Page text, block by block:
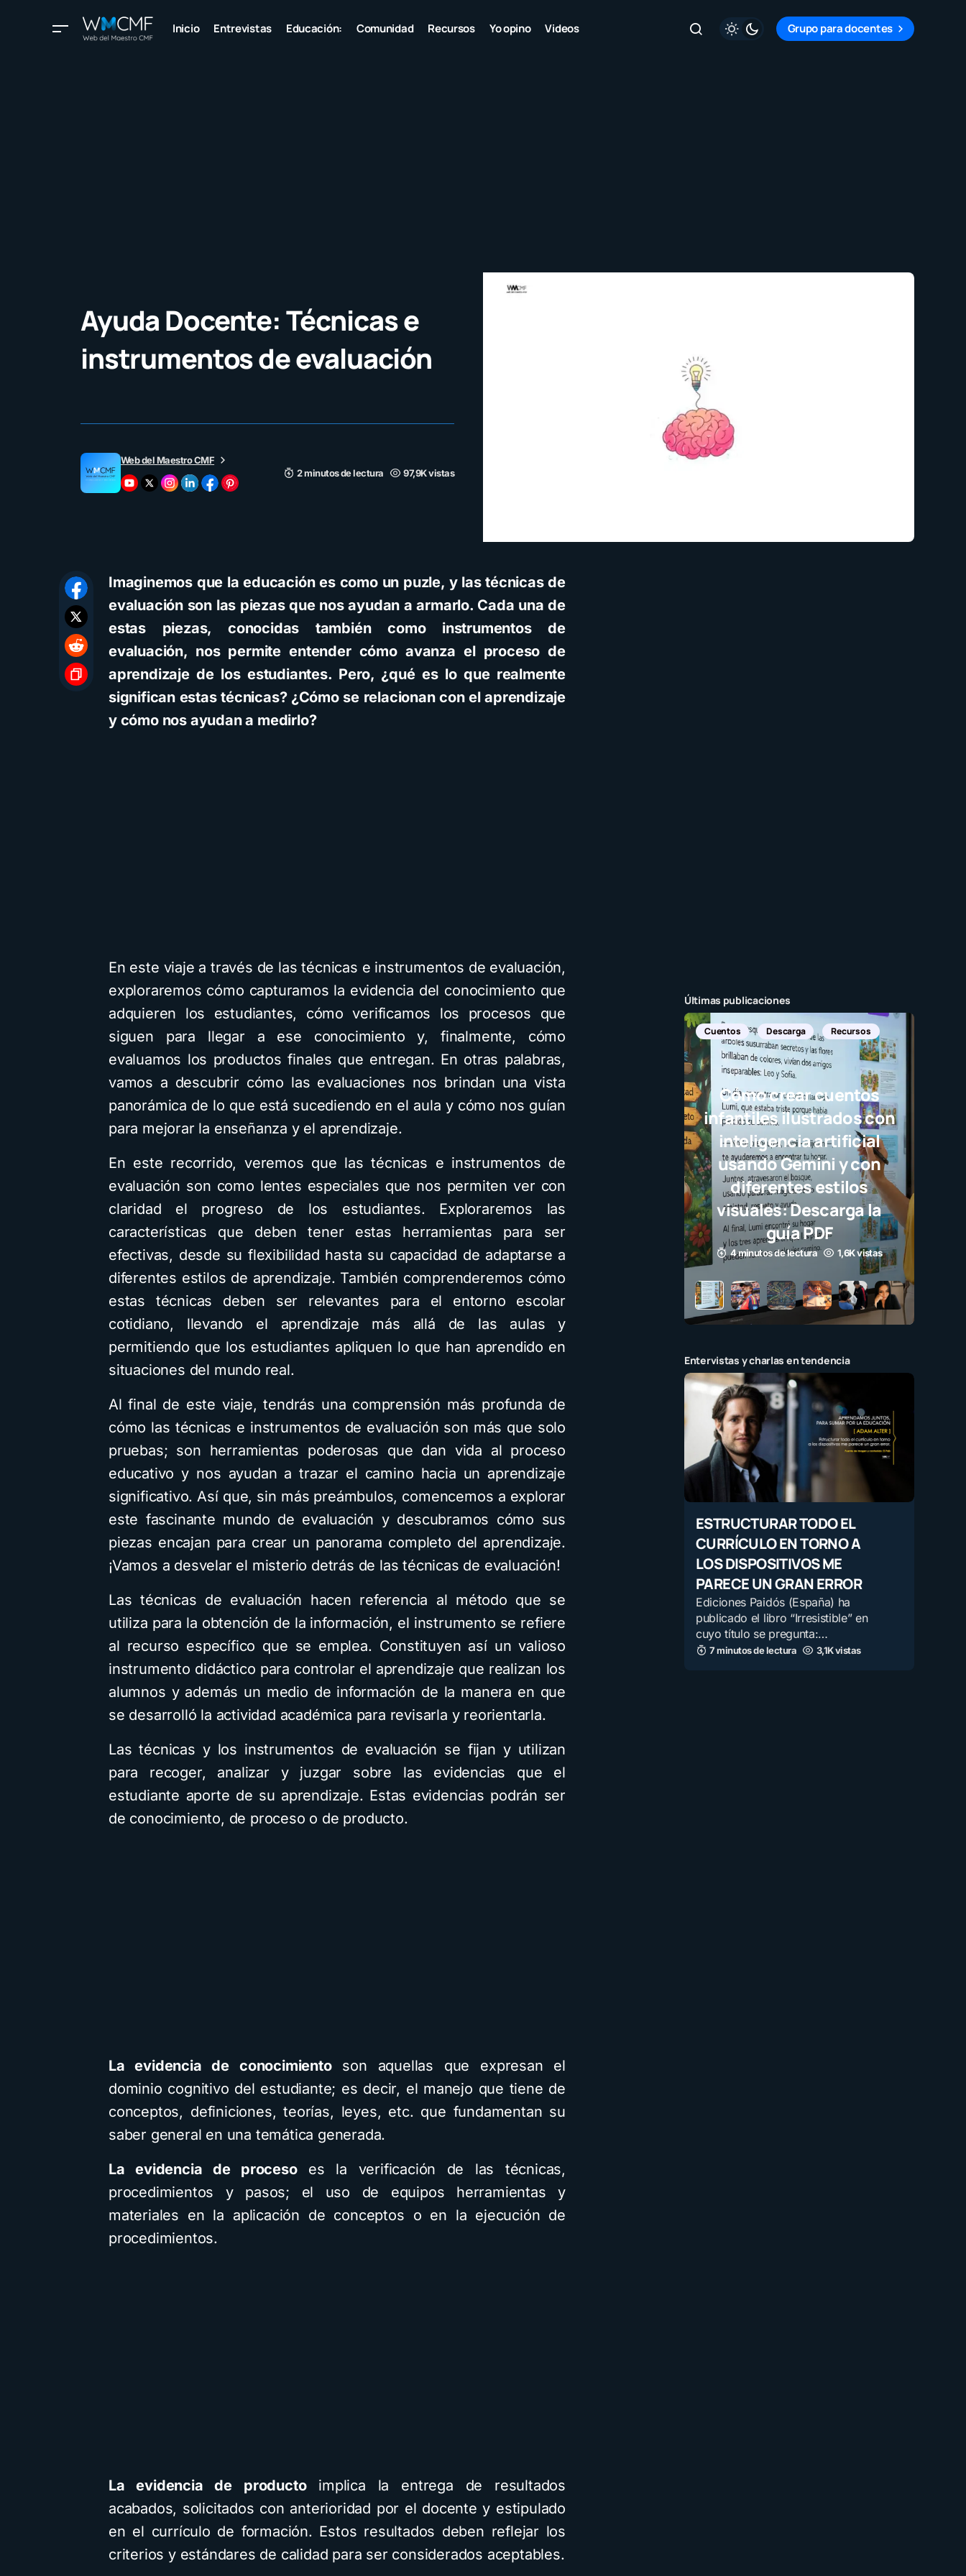
Inicio Entrevistas Educación: Comunidad Recursos Yo opino Videos Grupo para docentes
Ayuda Docente: Técnicas e
instrumentos de evaluación
Web del Maestro CMF
2 minutos de lectura
97,9K vistas
Imaginemos que la educación es como un puzle, y las técnicas de
evaluación son las piezas que nos ayudan a armarlo. Cada una de
estas piezas, conocidas también como instrumentos de
evaluación, nos permite entender cómo avanza el proceso de
aprendizaje de los estudiantes. Pero, ¿qué es lo que realmente
significan estas técnicas? ¿Cómo se relacionan con el aprendizaje
y cómo nos ayudan a medirlo?
En este viaje a través de las técnicas e instrumentos de evaluación,
exploraremos cómo capturamos la evidencia del conocimiento que
adquieren los estudiantes, cómo verificamos los procesos que
siguen para llegar a ese conocimiento y, finalmente, cómo
evaluamos los productos finales que entregan. En otras palabras,
vamos a descubrir cómo las evaluaciones nos brindan una vista
panorámica de lo que está sucediendo en el aula y cómo nos guían
para mejorar la enseñanza y el aprendizaje.
En este recorrido, veremos que las técnicas e instrumentos de
evaluación son como lentes especiales que nos permiten ver con
claridad el progreso de los estudiantes. Exploraremos las
características que deben tener estas herramientas para ser
efectivas, desde su flexibilidad hasta su capacidad de adaptarse a
diferentes estilos de aprendizaje. También comprenderemos cómo
estas técnicas deben ser relevantes para el entorno escolar
cotidiano, llevando el aprendizaje más allá de las aulas y
permitiendo que los estudiantes apliquen lo que han aprendido en
situaciones del mundo real.
Al final de este viaje, tendrás una comprensión más profunda de
cómo las técnicas e instrumentos de evaluación son más que solo
pruebas; son herramientas poderosas que dan vida al proceso
educativo y nos ayudan a trazar el camino hacia un aprendizaje
significativo. Así que, sin más preámbulos, comencemos a explorar
este fascinante mundo de evaluación y descubramos cómo sus
piezas encajan para crear un panorama completo del aprendizaje.
¡Vamos a desvelar el misterio detrás de las técnicas de evaluación!
Las técnicas de evaluación hacen referencia al método que se
utiliza para la obtención de la información, el instrumento se refiere
al recurso específico que se emplea. Constituyen así un valioso
instrumento didáctico para controlar el aprendizaje que realizan los
alumnos y además un medio de información de la manera en que
se desarrolló la actividad académica para revisarla y reorientarla.
Las técnicas y los instrumentos de evaluación se fijan y utilizan
para recoger, analizar y juzgar sobre las evidencias que el
estudiante aporte de su aprendizaje. Estas evidencias podrán ser
de conocimiento, de proceso o de producto.
La evidencia de conocimientoson aquellas que expresan el
dominio cognitivo del estudiante; es decir, el manejo que tiene de
conceptos, definiciones, teorías, leyes, etc. que fundamentan su
saber general en una temática generada.
La evidencia de procesoes la verificación de las técnicas,
procedimientos y pasos; el uso de equipos herramientas y
materiales en la aplicación de conceptos o en la ejecución de
procedimientos.
La evidencia de productoimplica la entrega de resultados
acabados, solicitados con anterioridad por el docente y estipulado
en el currículo de formación. Estos resultados deben reflejar los
criterios y estándares de calidad para ser considerados aceptables.
Últimas publicaciones
Cuentos Descarga Recursos
Cómo crear cuentos
infantiles ilustrados con
inteligencia artificial
usando Gemini y con
diferentes estilos
visuales: Descarga la
guía PDF
4 minutos de lectura 1,6K vistas
Entervistas y charlas en tendencia
ESTRUCTURAR TODO EL
CURRÍCULO EN TORNO A
LOS DISPOSITIVOS ME
PARECE UN GRAN ERROR
Ediciones Paidós (España) ha
publicado el libro “Irresistible” en
cuyo título se pregunta:…
7 minutos de lectura 3,1K vistas